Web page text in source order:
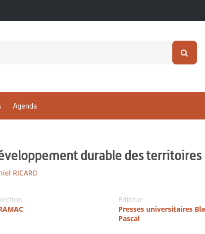
Agenda
durable des territoires
RICARD
Editeur
Presses universitaires
Pascal